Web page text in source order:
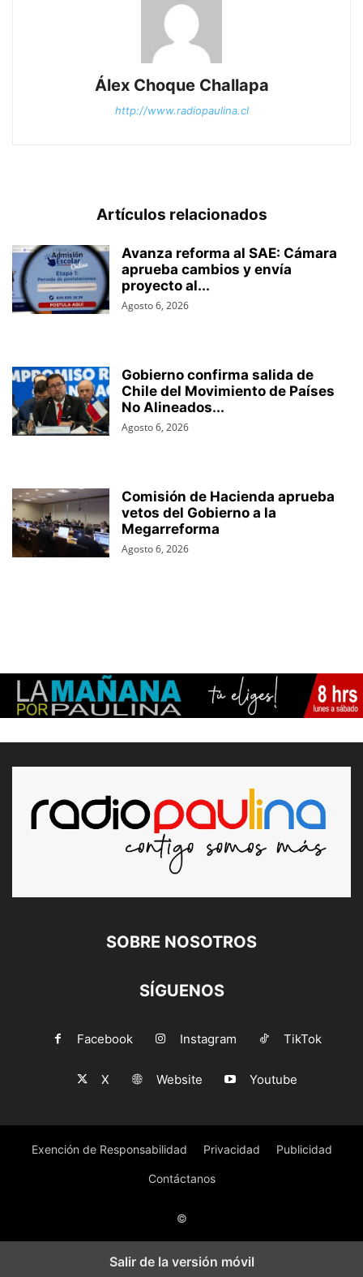
Álex Choque Challapa
http://www.radiopaulina.cl
Artículos relacionados
Avanza reforma al SAE: Cámara
aprueba cambios y envía
proyecto al...
Agosto 6, 2026
Gobierno confirma salida de
Chile del Movimiento de Países
No Alineados...
Agosto 6, 2026
Comisión de Hacienda aprueba
vetos del Gobierno a la
Megarreforma
Agosto 6, 2026
SOBRE NOSOTROS
SÍGUENOS
Facebook Instagram TikTok
X Website Youtube
Exención de Responsabilidad Privacidad Publicidad
Contáctanos
©
Salir de la versión móvil